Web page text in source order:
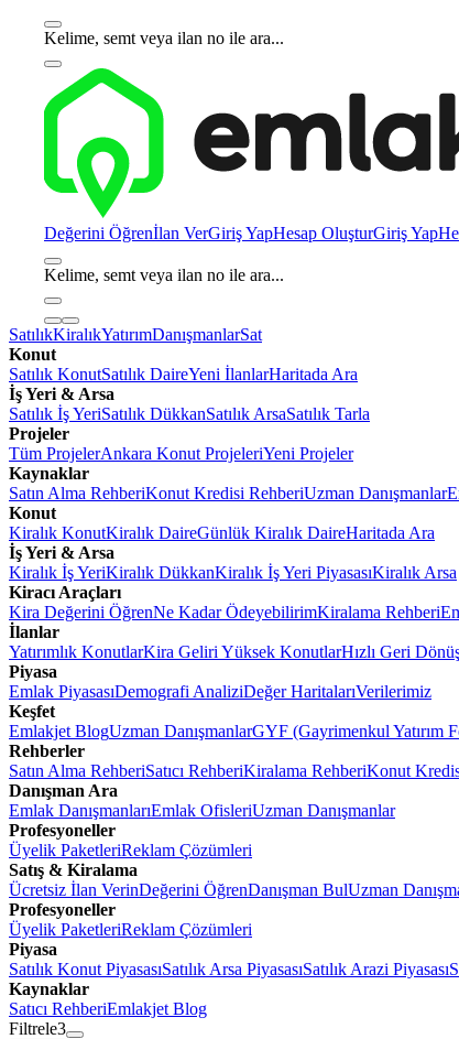
Kelime, semt veya ilan no ile ara...
Değerini Öğrenİlan VerGiriş YapHesap OluşturGiriş Yap
Kelime, semt veya ilan no ile ara...
SatılıkKiralıkYatırımDanışmanlarSat
Konut
Satılık KonutSatılık DaireYeni İlanlarHaritada Ara
İş Yeri & Arsa
Satılık İş YeriSatılık DükkanSatılık ArsaSatılık Tarla
Projeler
Tüm ProjelerAnkara Konut ProjeleriYeni Projeler
Kaynaklar
Satın Alma RehberiKonut Kredisi RehberiUzman Danışmanlar
Konut
Kiralık KonutKiralık DaireGünlük Kiralık DaireHaritada Ara
İş Yeri & Arsa
Kiralık İş YeriKiralık DükkanKiralık İş Yeri PiyasasıKiralık Arsa
Kiracı Araçları
Kira Değerini ÖğrenNe Kadar ÖdeyebilirimKiralama Rehberi
İlanlar
Yatırımlık KonutlarKira Geliri Yüksek KonutlarHızlı Geri
Piyasa
Emlak PiyasasıDemografi AnaliziDeğer HaritalarıVerilerimiz
Keşfet
Emlakjet BlogUzman DanışmanlarGYF (Gayrimenkul Yatırım
Rehberler
Satın Alma RehberiSatıcı RehberiKiralama RehberiKonut
Danışman Ara
Emlak DanışmanlarıEmlak OfisleriUzman Danışmanlar
Profesyoneller
Üyelik PaketleriReklam Çözümleri
Satış & Kiralama
Ücretsiz İlan VerinDeğerini ÖğrenDanışman BulUzman
Profesyoneller
Üyelik PaketleriReklam Çözümleri
Piyasa
Satılık Konut PiyasasıSatılık Arsa PiyasasıSatılık Arazi Piyasası
Kaynaklar
Satıcı RehberiEmlakjet Blog
Filtrele3